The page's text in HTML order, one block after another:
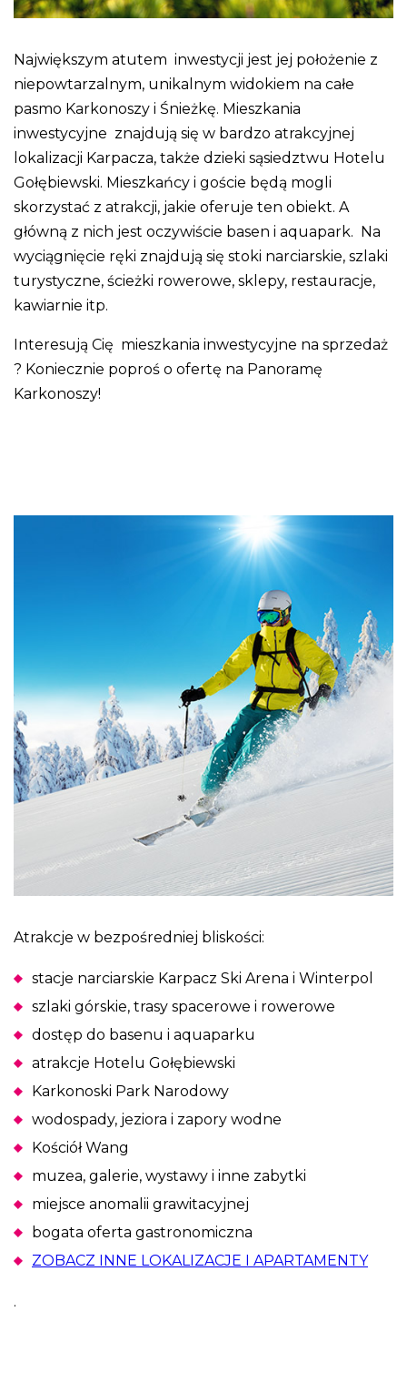
Największym atutem inwestycji jest jej położenie z
niepowtarzalnym, unikalnym widokiem na całe
pasmo Karkonoszy i Śnieżkę. Mieszkania
inwestycyjne znajdują się w bardzo atrakcyjnej
lokalizacji Karpacza, także dzieki sąsiedztwu Hotelu
Gołębiewski. Mieszkańcy i goście będą mogli
skorzystać z atrakcji, jakie oferuje ten obiekt. A
główną z nich jest oczywiście basen i aquapark. Na
wyciągnięcie ręki znajdują się stoki narciarskie, szlaki
turystyczne, ścieżki rowerowe, sklepy, restauracje,
kawiarnie itp.
Interesują Cię mieszkania inwestycyjne na sprzedaż
? Koniecznie poproś o ofertę na Panoramę
Karkonoszy!
Atrakcje w bezpośredniej bliskości:
stacje narciarskie Karpacz Ski Arena i Winterpol
szlaki górskie, trasy spacerowe i rowerowe
dostęp do basenu i aquaparku
atrakcje Hotelu Gołębiewski
Karkonoski Park Narodowy
wodospady, jeziora i zapory wodne
Kościół Wang
muzea, galerie, wystawy i inne zabytki
miejsce anomalii grawitacyjnej
bogata oferta gastronomiczna
ZOBACZ INNE LOKALIZACJE I APARTAMENTY
.